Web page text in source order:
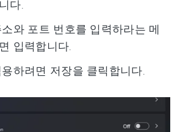
다.
와 포트 번호를 입력하라는 메
입력합니다.
하려면 저장을 클릭합니다.